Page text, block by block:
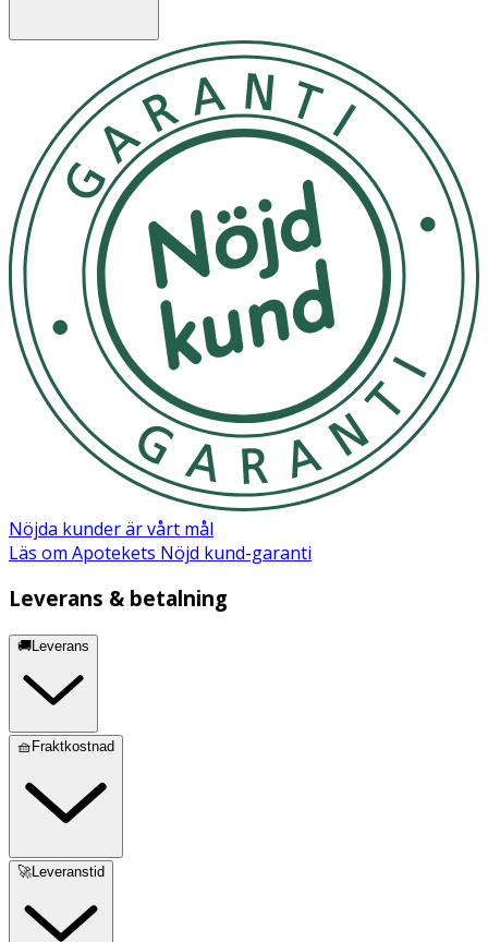
personlig användning, som är avsedd att användas av
ammande kvinnor för att pumpa ur och samla upp deras
bröstmjölk. Motion InBra bröstpump för personligt bruk
är avsedd för en enda användare. Bröstpumpen är
avsedd att användas i hemmamiljö. Läs mer om hur du
väljer rätt storlek på din brösttratt och ladda ned en
storleksguide på medela.se/storleksguide. Observera:
Även om det kan kännas lite obehagligt första gången du
använder en bröstpump ska det aldrig göra ont. Om du
är osäker på vilken brösttrattstorlek du ska välja ska du
vända dig till vårdpersonal eller en amningsspecialist som
kan hjälpa dig att hitta rätt passform. FÖRSIKTIGHET: För
att undvika hälsorisker och minska risken för
personskador: • Använd aldrig bröstpumpen – om den
inte fungerar som den ska, – om den har tappats,
skadats eller om mögel hittas på delarna, – om den har
tappats i eller exponerats för vatten eller andra
Långtidsförvaring: Innan du lägger undan dina
brösttrattar för förvaring under en längre tid ska du
rengöra dem.
OK för gravida och ammande:
Ja
Ingredienser:
Nöjda kunder är vårt mål
Läs om Apotekets Nöjd kund-garanti
Leverans & betalning
🚚Leverans
🧺Fraktkostnad
🚀Leveranstid